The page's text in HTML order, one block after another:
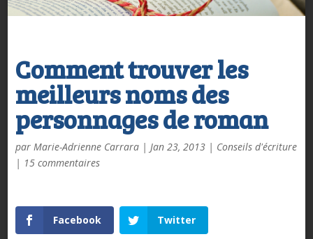
Comment trouver les
meilleurs noms des
personnages de roman
par Marie-Adrienne Carrara| Jan 23, 2013| Conseils d'écriture
| 15 commentaires
Facebook Twitter